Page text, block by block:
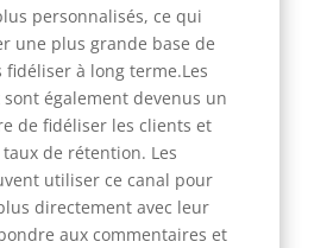
personnalisés, ce qui
une plus grande base de
à long terme.Les
sont également devenus un
de fidéliser les clients et
de rétention. Les
utiliser ce canal pour
directement avec leur
aux commentaires et